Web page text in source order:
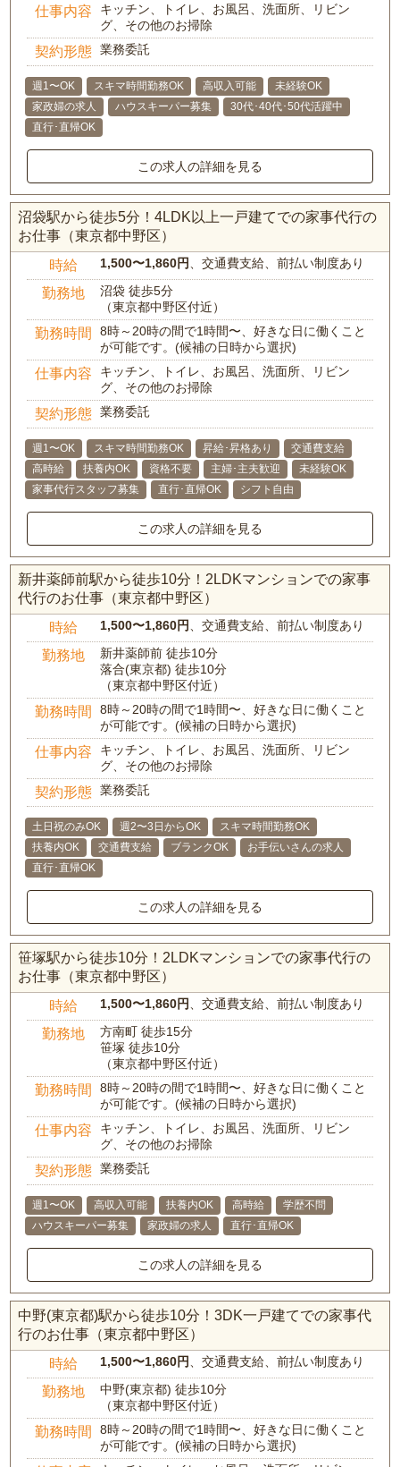
仕事内容
キッチン、トイレ、お風呂、洗面所、リビン
グ、その他のお掃除
契約形態 業務委託
週1〜OK スキマ時間勤務OK 高収入可能
未経験OK
家政婦の求人
ハウスキーパー募集
30代･40代･50代活躍中
直行･直帰OK
この求人の詳細を見る
沼袋駅から徒歩5分！4LDK以上一戸建てでの家事代行の
お仕事（東京都中野区）
時給 1,500〜1,860円 、交通費支給、前払い制度あり
勤務地
沼袋 徒歩5分
（東京都中野区付近）
勤務時間
8時～20時の間で1時間〜、好きな日に働くこと
が可能です。(候補の日時から選択)
仕事内容
キッチン、トイレ、お風呂、洗面所、リビン
グ、その他のお掃除
契約形態 業務委託
週1〜OK スキマ時間勤務OK 昇給･昇格あり
交通費支給
高時給
扶養内OK 資格不要 主婦･主夫歓迎
未経験OK
家事代行スタッフ募集
直行･直帰OK シフト自由
この求人の詳細を見る
新井薬師前駅から徒歩10分！2LDKマンションでの家事
代行のお仕事（東京都中野区）
時給 1,500〜1,860円 、交通費支給、前払い制度あり
勤務地
新井薬師前 徒歩10分
落合(東京都) 徒歩10分
（東京都中野区付近）
勤務時間
8時～20時の間で1時間〜、好きな日に働くこと
が可能です。(候補の日時から選択)
仕事内容
キッチン、トイレ、お風呂、洗面所、リビン
グ、その他のお掃除
契約形態 業務委託
土日祝のみOK 週2〜3日からOK
スキマ時間勤務OK
扶養内OK
交通費支給 ブランクOK
お手伝いさんの求人
直行･直帰OK
この求人の詳細を見る
笹塚駅から徒歩10分！2LDKマンションでの家事代行の
お仕事（東京都中野区）
時給 1,500〜1,860円 、交通費支給、前払い制度あり
勤務地
方南町 徒歩15分
笹塚 徒歩10分
（東京都中野区付近）
勤務時間
8時～20時の間で1時間〜、好きな日に働くこと
が可能です。(候補の日時から選択)
仕事内容
キッチン、トイレ、お風呂、洗面所、リビン
グ、その他のお掃除
契約形態 業務委託
週1〜OK 高収入可能 扶養内OK 高時給
学歴不問
ハウスキーパー募集
家政婦の求人 直行･直帰OK
この求人の詳細を見る
中野(東京都)駅から徒歩10分！3DK一戸建てでの家事代
行のお仕事（東京都中野区）
時給 1,500〜1,860円 、交通費支給、前払い制度あり
勤務地
中野(東京都) 徒歩10分
（東京都中野区付近）
勤務時間
8時～20時の間で1時間〜、好きな日に働くこと
が可能です。(候補の日時から選択)